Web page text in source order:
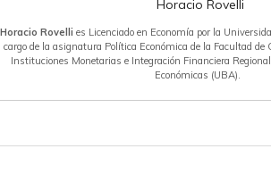
Horacio Rovelli
Horacio Rovelli es Licenciado en Economía por la
cargo de la asignatura Política Económica de la Facultad de
Instituciones Monetarias e Integración Financiera
Económicas (UBA).